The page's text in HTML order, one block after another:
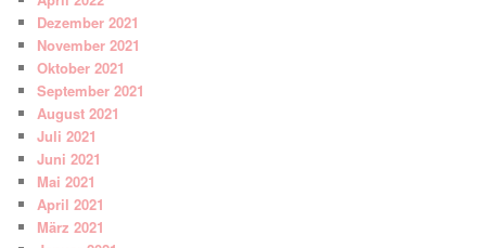
Dezember 2021
November 2021
Oktober 2021
September 2021
August 2021
Juli 2021
Juni 2021
Mai 2021
April 2021
März 2021